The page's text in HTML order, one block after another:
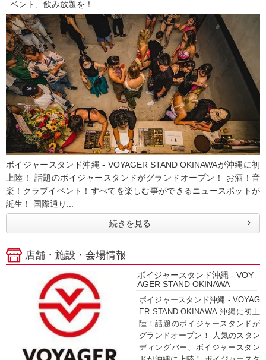
ベント、飲み放題を！
ボイジャースタンド沖縄 - VOYAGER STAND OKINAWAが沖縄に初
上陸！ 話題のボイジャースタンドがグランドオープン！ お酒！音
楽！クラブイベント！すべてを楽しむ事ができるニュースポットが
誕生！ 国際通り...
続きを見る
店舗・施設・会場情報
ボイジャースタンド沖縄 - VOY
AGER STAND OKINAWA
ボイジャースタンド沖縄 - VOYAG
ER STAND OKINAWA 沖縄に初上
陸！話題のボイジャースタンドが
グランドオープン！ 人気のスタン
ディングバー、ボイジャースタン